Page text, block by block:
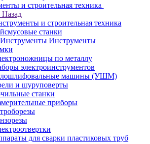
и строительная техника
Назад
и строительная техника
станки
Инструменты
по металлу
электроинструментов
машины (УШМ)
и шуруповерты
станки
приборы
для сварки пластиковых труб